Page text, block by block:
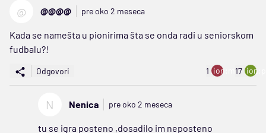
@ @@@@ pre oko 2 meseca
Kada se namešta u pionirima šta se onda radi u seniorskom
fudbalu?!
Odgovori 1 ion:minus
17
N Nenica pre oko 2 meseca
tu se igra posteno ,dosadilo im neposteno